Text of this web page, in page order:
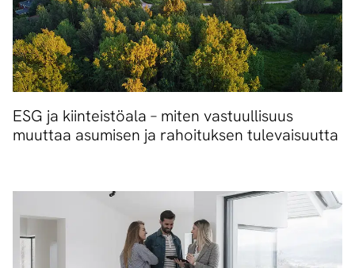
ESG ja kiinteistöala – miten vastuullisuus
muuttaa asumisen ja rahoituksen tulevaisuutta